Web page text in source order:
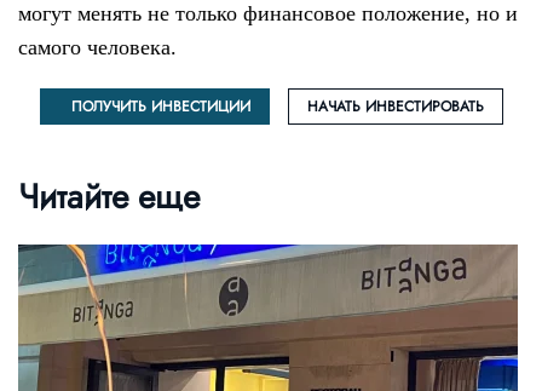
могут менять не только финансовое положение, но и
самого человека.
ПОЛУЧИТЬ ИНВЕСТИЦИИ НАЧАТЬ ИНВЕСТИРОВАТЬ
Читайте еще